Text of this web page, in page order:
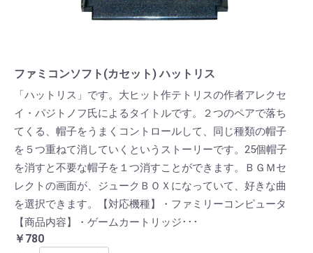
ファミコンソフト(カセット) ハットリス
「ハットリス」です。大ヒット作テトリスの作者アレクセ
イ・パジトノフ氏によるタイトルです。２つのペアで落ち
てくる、帽子をうまくコントロールして、同じ種類の帽子
を５つ重ねて消していくというストーリーです。25個帽子
を消すと不要な帽子を１つ消すことができます。ＢＧＭセ
レクトの画面が、ジュークＢＯＸになっていて、好きな曲
を選択できます。【対応機種】・ファミリーコンピュータ
【商品内容】・ゲームカートリッジ･･･
￥780